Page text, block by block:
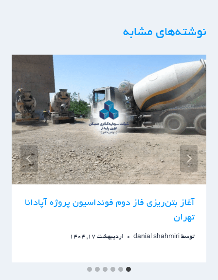
نوشته‌های مشابه
آغاز بتن‌ریزی فاز دوم فونداسیون پروژه آپادانا
تهران
توسط danial shahmiri اردیبهشت 17, 1404